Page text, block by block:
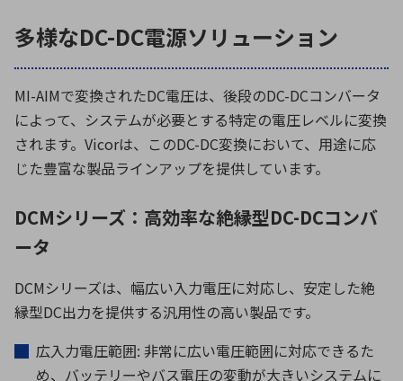
多様なDC-DC電源ソリューション
MI-AIMで変換されたDC電圧は、後段のDC-DCコンバータ
によって、システムが必要とする特定の電圧レベルに変換
されます。 Vicorは、このDC-DC変換において、用途に応
じた豊富な製品ラインアップを提供しています。
DCMシリーズ：高効率な絶縁型DC-DCコンバ
ータ
DCMシリーズは、幅広い入力電圧に対応し、安定した絶
縁型DC出力を提供する汎用性の高い製品です。
広入力電圧範囲: 非常に広い電圧範囲に対応できるた
め、バッテリーやバス電圧の変動が大きいシステムに